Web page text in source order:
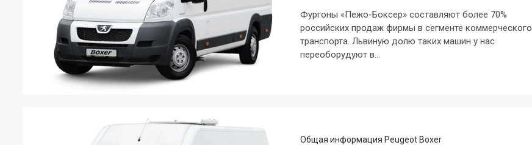
Фургоны «Пежо-Боксер» составляют более 70%
российских продаж фирмы в сегменте коммерческого
транспорта. Львиную долю таких машин у нас
переоборудуют в...
Общая информация Peugeot Boxer